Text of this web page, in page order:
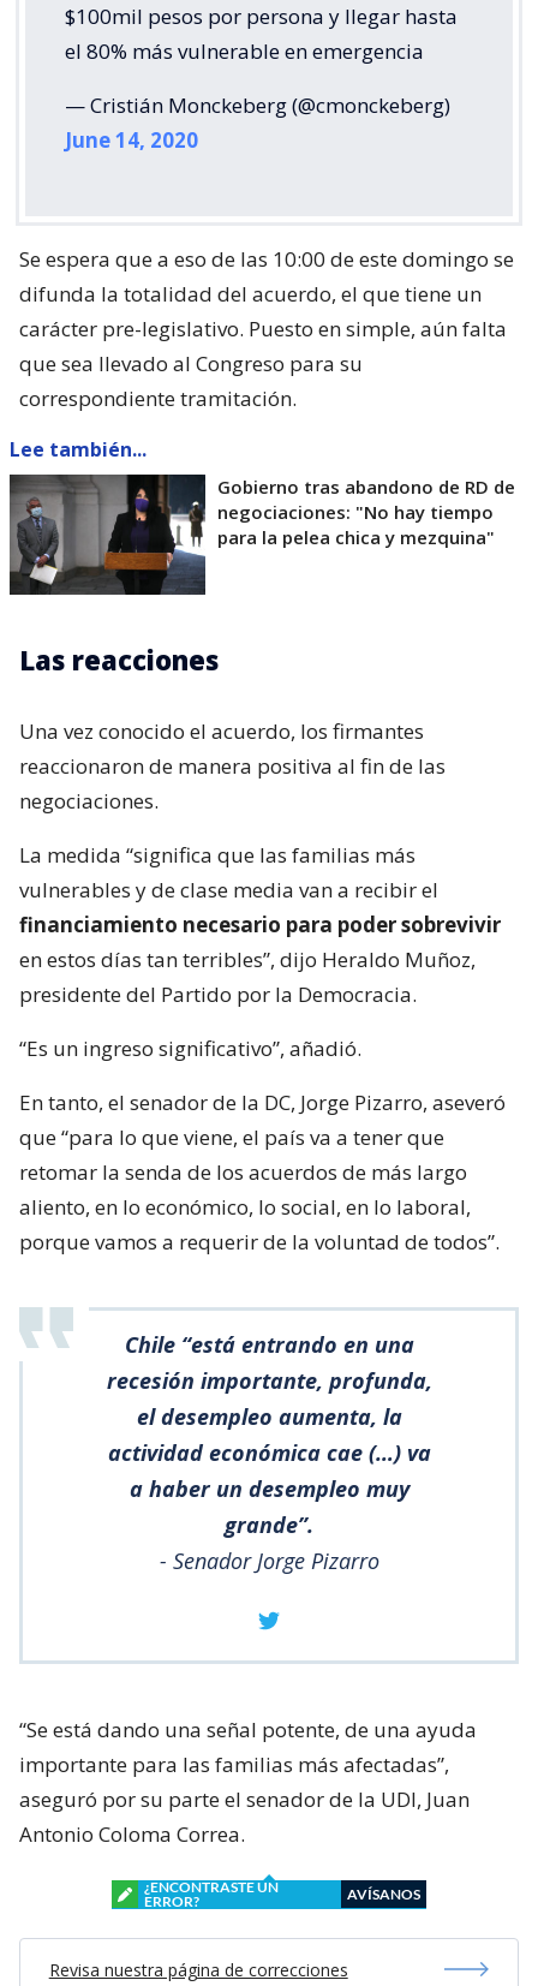
$100mil pesos por persona y llegar hasta
el 80% más vulnerable en emergencia
— Cristián Monckeberg (@cmonckeberg)
June 14, 2020
Se espera que a eso de las 10:00 de este domingo se
difunda la totalidad del acuerdo, el que tiene un
carácter pre-legislativo. Puesto en simple, aún falta
que sea llevado al Congreso para su
correspondiente tramitación.
Lee también...
Gobierno tras abandono de RD de
negociaciones: "No hay tiempo
para la pelea chica y mezquina"
Las reacciones
Una vez conocido el acuerdo, los firmantes
reaccionaron de manera positiva al fin de las
negociaciones.
La medida “significa que las familias más
vulnerables y de clase media van a recibir el
financiamiento necesario para poder sobrevivir
en estos días tan terribles”, dijo Heraldo Muñoz,
presidente del Partido por la Democracia.
“Es un ingreso significativo”, añadió.
En tanto, el senador de la DC, Jorge Pizarro, aseveró
que “para lo que viene, el país va a tener que
retomar la senda de los acuerdos de más largo
aliento, en lo económico, lo social, en lo laboral,
porque vamos a requerir de la voluntad de todos”.
Chile “está entrando en una
recesión importante, profunda,
el desempleo aumenta, la
actividad económica cae (…) va
a haber un desempleo muy
grande”.
- Senador Jorge Pizarro
“Se está dando una señal potente, de una ayuda
importante para las familias más afectadas”,
aseguró por su parte el senador de la UDI, Juan
Antonio Coloma Correa.
¿ENCONTRASTE UN
ERROR?
AVÍSANOS
Revisa nuestra página de correcciones